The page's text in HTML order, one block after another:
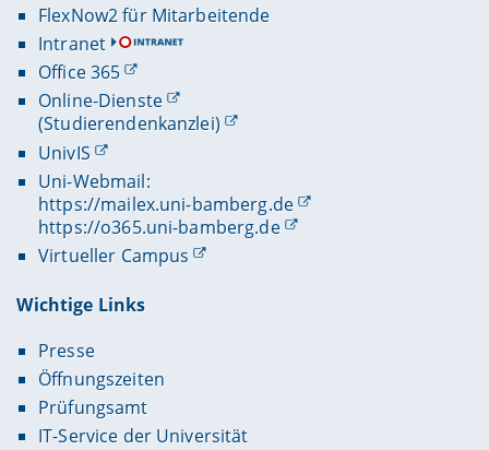
FlexNow2 für Mitarbeitende
Intranet
Office 365
Online-Dienste
(Studierendenkanzlei)
UnivIS
Uni-Webmail:
https://mailex.uni-bamberg.de
https://o365.uni-bamberg.de
Virtueller Campus
Wichtige Links
Presse
Öffnungszeiten
Prüfungsamt
IT-Service der Universität